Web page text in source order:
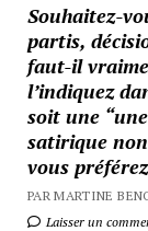
Souhaitez-
partis,
faut-il
l’indiquez
soit une
satirique
vous
PAR MARTINE
Laisser un